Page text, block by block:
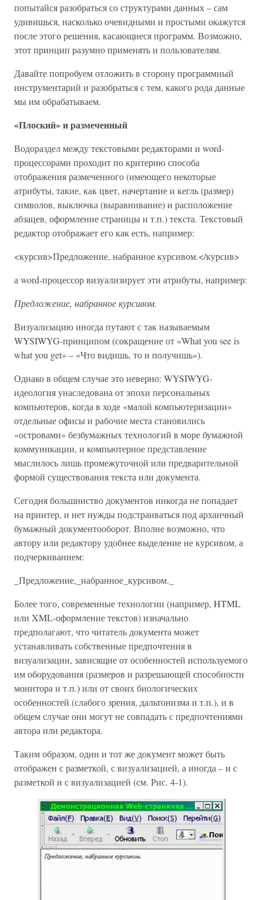
попытайся разобраться со структурами данных – сам
удивишься, насколько очевидными и простыми окажутся
после этого решения, касающиеся программ. Возможно,
этот принцип разумно применять и пользователям.
Давайте попробуем отложить в сторону программный
инструментарий и разобраться с тем, какого рода данные
мы им обрабатываем.
«Плоский» и размеченный
Водораздел между текстовыми редакторами и word-
процессорами проходит по критерию способа
отображения размеченного (имеющего некоторые
атрибуты, такие, как цвет, начертание и кегль (размер)
символов, выключка (выравнивание) и расположение
абзацев, оформление страницы и т.п.) текста. Текстовый
редактор отображает его как есть, например:
<курсив>Предложение, набранное курсивом.</курсив>
а word-процессор визуализирует эти атрибуты, например:
Предложение, набранное курсивом.
Визуализацию иногда путают с так называемым
WYSIWYG-принципом (сокращение от «What you see is
what you get» – «Что видишь, то и получишь»).
Однако в общем случае это неверно: WYSIWYG-
идеология унаследована от эпохи персональных
компьютеров, когда в ходе «малой компьютеризации»
отдельные офисы и рабочие места становились
«островами» безбумажных технологий в море бумажной
коммуникации, и компьютерное представление
мыслилось лишь промежуточной или предварительной
формой существования текста или документа.
Сегодня большинство документов никогда не попадает
на принтер, и нет нужды подстраиваться под архаичный
бумажный документооборот. Вполне возможно, что
автору или редактору удобнее выделение не курсивом, а
подчеркиванием:
_Предложение,_набранное_курсивом._
Более того, современные технологии (например, HTML
или XML-оформление текстов) изначально
предполагают, что читатель документа может
устанавливать собственные предпочтения в
визуализации, зависящие от особенностей используемого
им оборудования (размеров и разрешающей способности
монитора и т.п.) или от своих биологических
особенностей (слабого зрения, дальтонизма и т.п.), и в
общем случае они могут не совпадать с предпочтениями
автора или редактора.
Таким образом, один и тот же документ может быть
отображен с разметкой, с визуализацией, а иногда – и с
разметкой и с визуализацией (см. Рис. 4-1).